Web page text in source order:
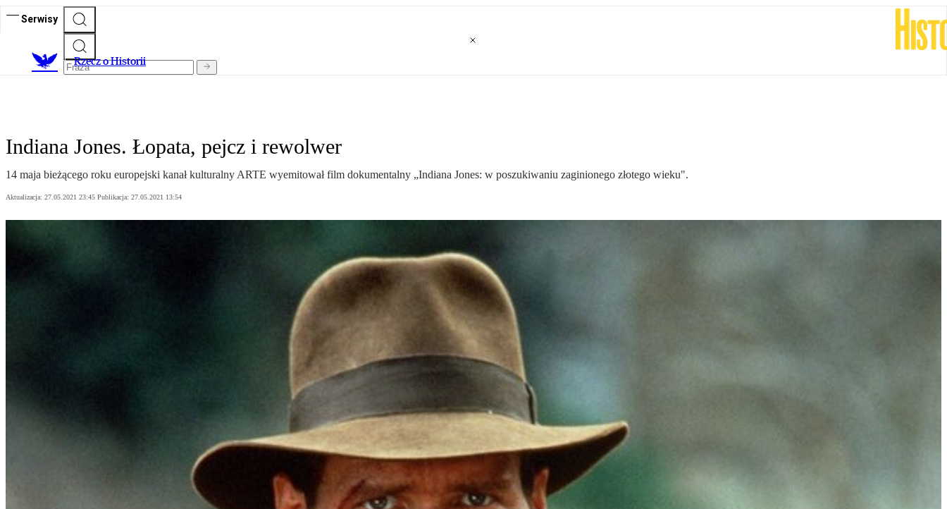
Serwisy
Rzecz o Historii
Indiana Jones. Łopata, pejcz i rewolwer
14 maja bieżącego roku europejski kanał kulturalny ARTE wyemitował film dokumentalny „Indiana Jones: w poszukiwaniu zaginionego złotego wieku".
Aktualizacja: 27.05.2021 23:45 Publikacja: 27.05.2021 13:54